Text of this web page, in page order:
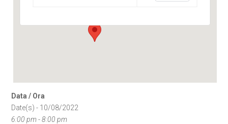
Data / Ora
Date(s) - 10/08/2022
6:00 pm - 8:00 pm